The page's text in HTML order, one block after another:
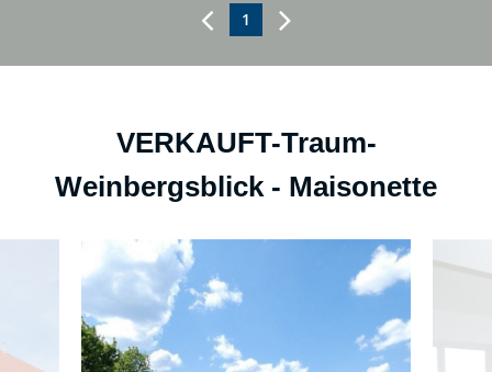
1
VERKAUFT-Traum-
Weinbergsblick - Maisonette